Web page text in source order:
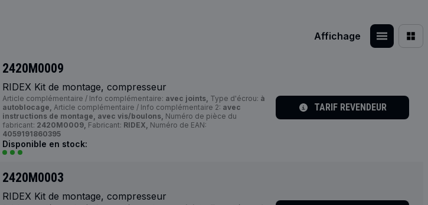
Affichage
2420M0009
RIDEX Kit de montage, compresseur
Article complémentaire / Info complémentaire: avec joints, Type d'écrou: à
autoblocage, Article complémentaire / Info complémentaire 2: avec
instructions de montage, avec vis/boulons, Numéro de pièce du
fabricant: 2420M0009, Fabricant: RIDEX, Numéro de EAN:
4059191860395
Disponible en stock:
TARIF REVENDEUR
2420M0003
RIDEX Kit de montage, compresseur